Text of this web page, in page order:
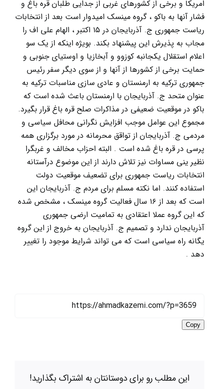
امریکا و برخی از کشورهای غربی از جدایی طلبان قره باغ و
فشار آنها به باکو ، گروه مینسک امیدوار است بعد از انتخابات
ریاست جمهوری ج. آذربایجان در ۱۵ اکتبر ، الهام علی اف را
مجاب به پذیرش این پیشنهاد بکند. بویژه اینکه از یک سو
اعلام استقلال یکجانبه کوزوو و آبخازیا و اوستیای جنوبی و
حمایت برخی از کشورها از آنها و از سوی دیگر سفر رئیس
جمهوری ترکیه به ارمنستان و عادی سازی مناسبات ترکیه به
عنوان متحد ج. آذربایجان با ارمنستان باعث شده است که
باکو در موقعیت ضعیفی در مذاکرات صلح قره باغ قرار بگیرد.
مجموع این عوامل موجب افزایش نگرانی محافل سیاسی و
مردمی ج. آذربایجان از تواقق محرمانه در مورد برگزاری همه
پرسی در قره باغ شده است . البته احزاب مخالف و غربگرا
نظیر ینی مساوات نیز تلاش دارند از این موضوع درآستانه
انتخابات ریاست جمهوری برای تضعیف موقعیت دولت
استفاده کنند. اما نکته مسلم برای مردم ج. آذربایجان این
است که بعد از ۱۶ سال فعالیت گروه مینسک ، مشخص شده
که این گروه عملا اعتقادی به تمامیت ارضی جمهوری
آذربایجان ندارد و تصمیم ج. آذربایجان به خروج از این گروه
یگانه راه سیاسی است که می تواند شرایط موجود را تغییر
دهد .
Copy
این مطلب رو برای دوستانتان به اشتراک بگذارید!